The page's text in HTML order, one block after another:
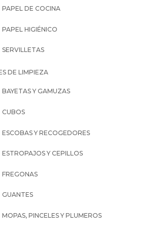
PAPEL DE COCINA
PAPEL HIGIÉNICO
SERVILLETAS
DE LIMPIEZA
BAYETAS Y GAMUZAS
CUBOS
ESCOBAS Y RECOGEDORES
ESTROPAJOS Y CEPILLOS
FREGONAS
GUANTES
MOPAS, PINCELES Y PLUMEROS